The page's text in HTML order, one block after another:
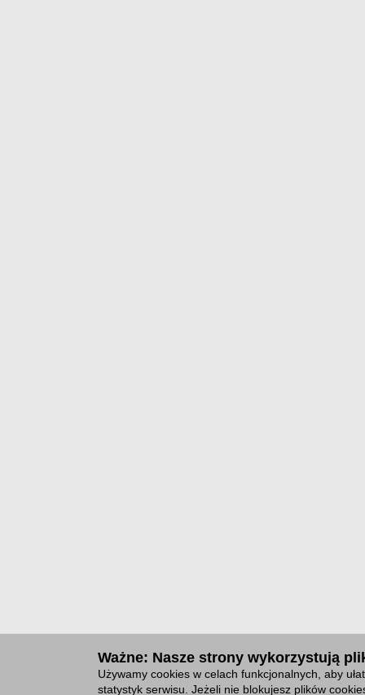
Ważne: Nasze strony wykorzystują
Używamy cookies w celach funkcjonalnych, aby
statystyk serwisu. Jeżeli nie blokujesz plików